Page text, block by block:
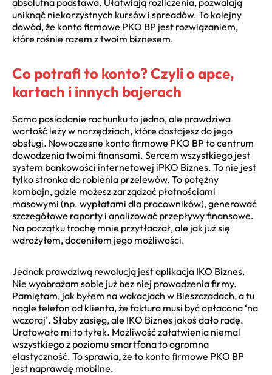
uniknąć niekorzystnych kursów i spreadów. To kolejny
dowód, że konto firmowe PKO BP jest rozwiązaniem,
które rośnie razem z twoim biznesem.
Co potrafi to konto? Czyli o apce,
kartach i innych bajerach
Samo posiadanie rachunku to jedno, ale prawdziwa
wartość leży w narzędziach, które dostajesz do jego
obsługi. Nowoczesne konto firmowe PKO BP to centrum
dowodzenia twoimi finansami. Sercem wszystkiego jest
system bankowości internetowej iPKO Biznes. To nie jest
tylko stronka do robienia przelewów. To potężny
kombajn, gdzie możesz zarządzać płatnościami
masowymi (np. wypłatami dla pracowników), generować
szczegółowe raporty i analizować przepływy finansowe.
Na początku trochę mnie przytłaczał, ale jak już się
wdrożyłem, doceniłem jego możliwości.
Jednak prawdziwą rewolucją jest aplikacja IKO Biznes.
Nie wyobrażam sobie już bez niej prowadzenia firmy.
Pamiętam, jak byłem na wakacjach w Bieszczadach, a tu
nagle telefon od klienta, że faktura musi być opłacona ‘na
wczoraj’. Słaby zasięg, ale IKO Biznes jakoś dało radę.
Uratowało mi to tyłek. Możliwość załatwienia niemal
wszystkiego z poziomu smartfona to ogromna
elastyczność. To sprawia, że to konto firmowe PKO BP
jest naprawdę mobilne.